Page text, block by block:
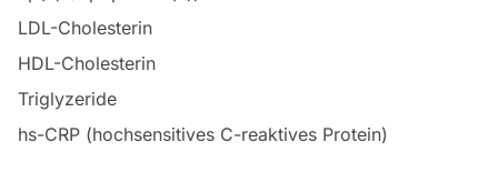
LDL-Cholesterin
HDL-Cholesterin
Triglyzeride
hs-CRP (hochsensitives C-reaktives Protein)